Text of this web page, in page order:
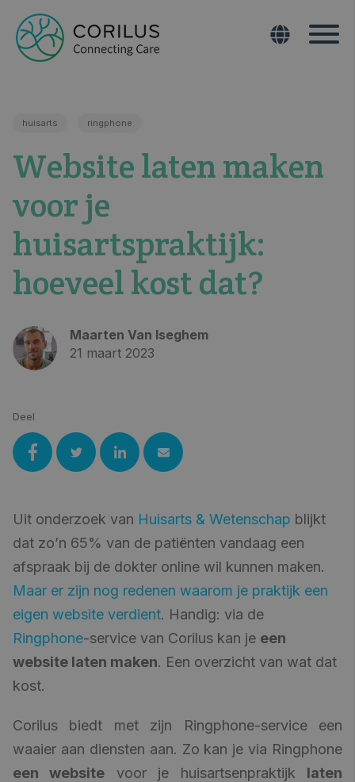
huisarts ringphone
Website laten maken
voor je
huisartspraktijk:
hoeveel kost dat?
Maarten Van Iseghem
21 maart 2023
Deel
Uit onderzoek van Huisarts & Wetenschap blijkt
dat zo’n 65% van de patiënten vandaag een
afspraak bij de dokter online wil kunnen maken.
Maar er zijn nog redenen waarom je praktijk een
eigen website verdient. Handig: via de
Ringphone-service van Corilus kan je een
website laten maken. Een overzicht van wat dat
kost.
Corilus biedt met zijn Ringphone-service een
waaier aan diensten aan. Zo kan je via Ringphone
een website voor je huisartsenpraktijk laten